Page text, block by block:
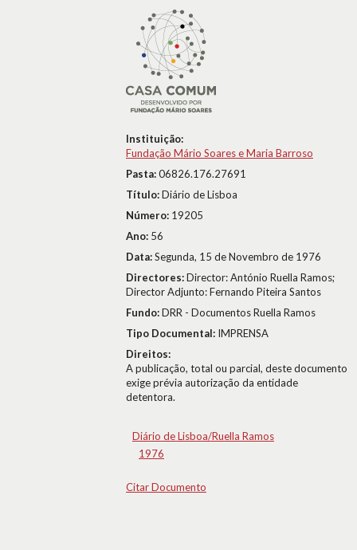
Instituição:
Fundação Mário Soares e Maria Barroso
Pasta:06826.176.27691
Título:Diário de Lisboa
Número: 19205
Ano: 56
Data:Segunda, 15 de Novembro de 1976
Directores:Director: António Ruella Ramos;
Director Adjunto: Fernando Piteira Santos
Fundo:DRR - Documentos Ruella Ramos
Tipo Documental: IMPRENSA
Direitos:
A publicação, total ou parcial, deste documento
exige prévia autorização da entidade
detentora.
Diário de Lisboa/Ruella Ramos
1976
Citar Documento